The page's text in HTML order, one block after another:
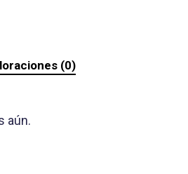
(0)
aún.